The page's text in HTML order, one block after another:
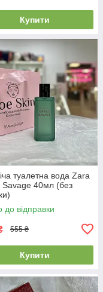
Купити
туалетна вода Zara
Savage 40мл (без
до відправки
555 ₴
Купити